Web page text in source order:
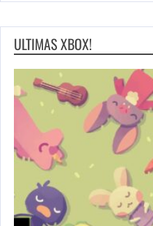
ULTIMAS XBOX!